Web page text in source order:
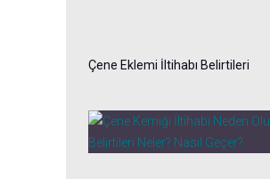
Çene Eklemi İltihabı Belirtileri